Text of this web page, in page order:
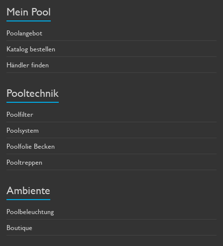
Mein Pool
Poolangebot
Katalog bestellen
Händler finden
Pooltechnik
Poolfilter
Poolsystem
Poolfolie Becken
Pooltreppen
Ambiente
Poolbeleuchtung
Boutique